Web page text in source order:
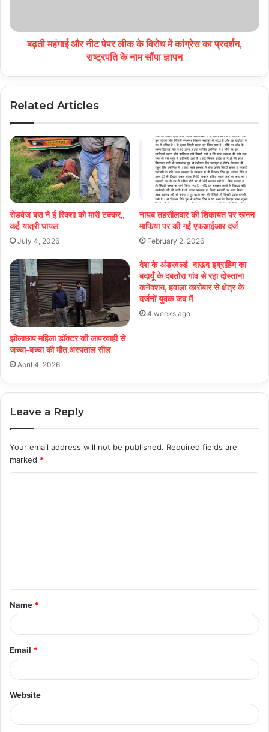
बढ़ती महंगाई और नीट पेपर लीक के विरोध में कांग्रेस का प्रदर्शन,
राष्ट्रपति के नाम सौंपा ज्ञापन
Related Articles
रोडवेज बस ने ई रिक्शा को मारी टक्कर,,
कई यात्री घायल
July 4, 2026
नायब तहसीलदार की शिकायत पर खनन
माफिया पर की गईं एफआईआर दर्ज
February 2, 2026
झोलाछाप महिला डॉक्टर की लापरवाही से
जच्चा-बच्चा की मौत,अस्पताल सील
April 4, 2026
देश के अंडरवर्ल्ड दाऊद इब्राहिम का
बदायूँ के दबतोरा गांव से रहा दोस्ताना
कनेक्शन, हवाला कारोबार से क्षेत्र के
दर्जनों युवक जद में
4 weeks ago
Leave a Reply
Your email address will not be published. Required fields are
marked *
t
*
Name *
Email *
Website